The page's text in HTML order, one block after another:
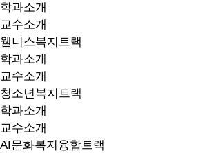
학과소개
교수소개
웰니스복지트랙
학과소개
교수소개
청소년복지트랙
학과소개
교수소개
AI문화복지융합트랙